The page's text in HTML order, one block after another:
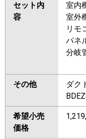
セット内
容
室内
室外
リモ
パネ
分岐
その他
ダク
希望小売
価格